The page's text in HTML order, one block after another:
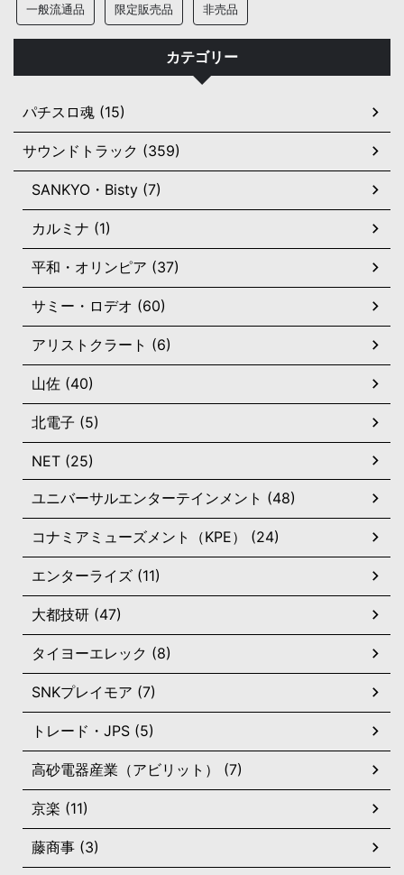
一般流通品 限定販売品 非売品
カテゴリー
パチスロ魂 (15)
サウンドトラック (359)
SANKYO・Bisty (7)
カルミナ (1)
平和・オリンピア (37)
サミー・ロデオ (60)
アリストクラート (6)
山佐 (40)
北電子 (5)
NET (25)
ユニバーサルエンターテインメント (48)
コナミアミューズメント（KPE） (24)
エンターライズ (11)
大都技研 (47)
タイヨーエレック (8)
SNKプレイモア (7)
トレード・JPS (5)
高砂電器産業（アビリット） (7)
京楽 (11)
藤商事 (3)